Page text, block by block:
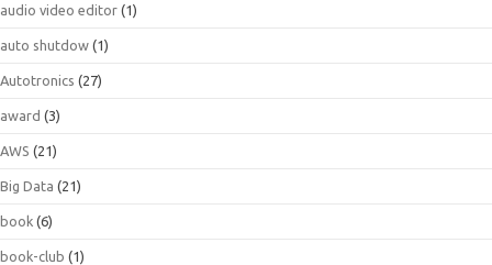
audio video editor (1)
auto shutdow (1)
Autotronics (27)
award (3)
AWS (21)
Big Data (21)
book (6)
book-club (1)